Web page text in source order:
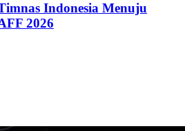
Indonesia Menuju
2026